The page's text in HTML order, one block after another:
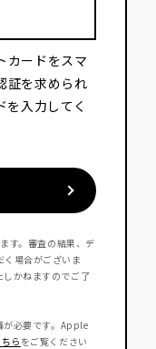
カードをスマ
証を求められ
を入力してく
す。審査の結果、デ
く場合がございま
かねますのでご了
必要です。Apple
ちら をご覧ください